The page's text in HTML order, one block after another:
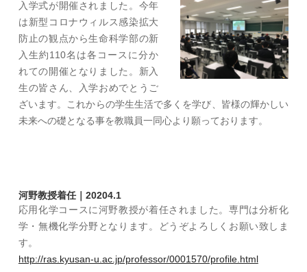
入学式が開催されました。今年
は新型コロナウィルス感染拡大
防止の観点から生命科学部の新
入生約110名は各コースに分か
れての開催となりました。新入
生の皆さん、入学おめでとうご
ざいます。これからの学生生活で多くを学び、皆様の輝かしい
未来への礎となる事を教職員一同心より願っております。
河野教授着任｜20204.1
応用化学コースに河野教授が着任されました。専門は分析化
学・無機化学分野となります。どうぞよろしくお願い致しま
す。
http://ras.kyusan-u.ac.jp/professor/0001570/profile.html